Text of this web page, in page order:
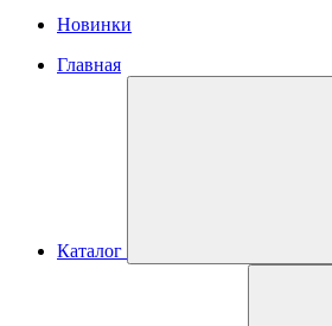
Новинки
Главная
Каталог